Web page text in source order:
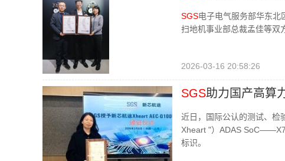
SGS电子电气服务部华东北
扫地机事业部总裁孟佳等双
2026-03-16 20:58:26
SGS助力国产高算
近日，国际公认的测试、检
Xheart "）ADAS SoC——X7
标识。